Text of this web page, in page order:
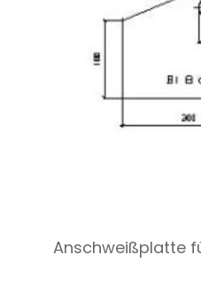
Anschweißplatte